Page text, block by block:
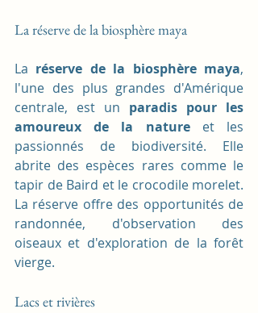
La réserve de la biosphère maya
La réserve de la biosphère maya,
l'une des plus grandes d'Amérique
centrale, est un paradis pour les
amoureux de la nature et les
passionnés de biodiversité. Elle
abrite des espèces rares comme le
tapir de Baird et le crocodile morelet.
La réserve offre des opportunités de
randonnée, d'observation des
oiseaux et d'exploration de la forêt
vierge.
Lacs et rivières